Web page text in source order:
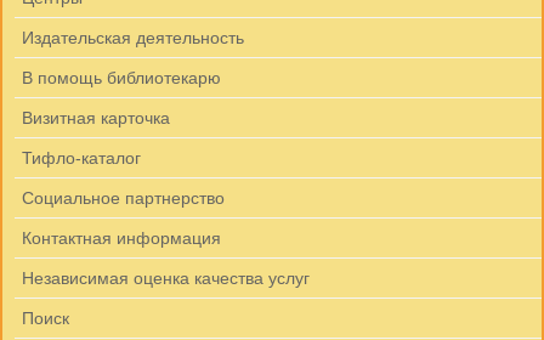
Издательская деятельность
В помощь библиотекарю
Визитная карточка
Тифло-каталог
Социальное партнерство
Контактная информация
Независимая оценка качества услуг
Поиск